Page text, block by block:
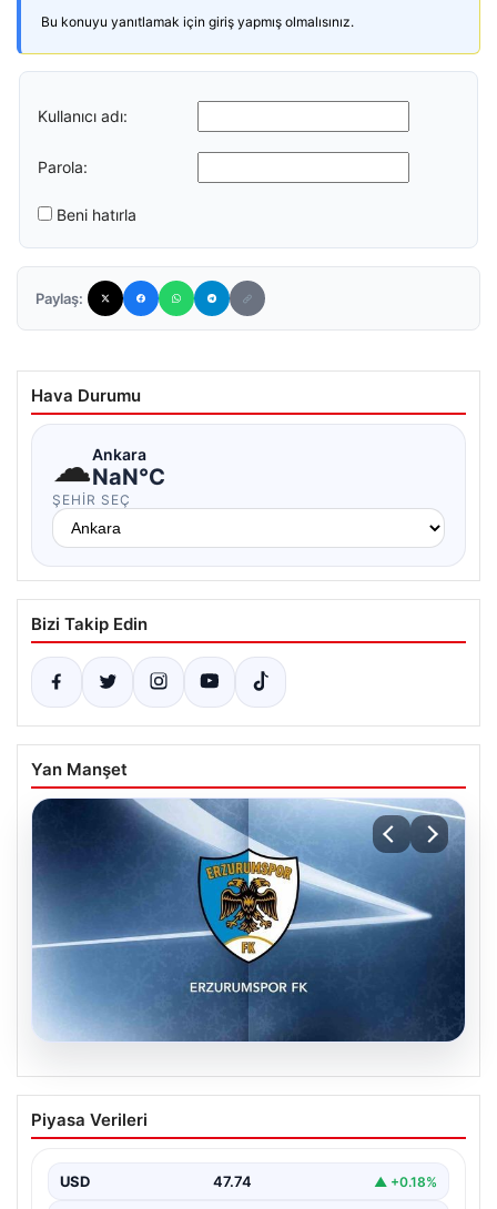
Bu konuyu yanıtlamak için giriş yapmış olmalısınız.
Kullanıcı adı:
Parola:
Beni hatırla
Paylaş:
Hava Durumu
☁Ankara
NaN°C
ŞEHIR SEÇ
Bizi Takip Edin
Yan Manşet
08.08.2026
Erzurumspor FK, Festy Ebosele ile ön
anlaşmaya vardı
İrlandalı sağ bek Festy Oseiwe Ebosele ile…
Piyasa Verileri
USD 47.74 ▲ +0.18%